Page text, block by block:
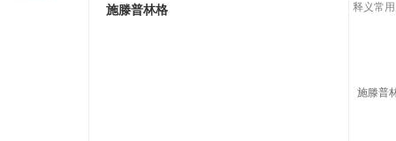
施滕普林格 释义常
施滕普